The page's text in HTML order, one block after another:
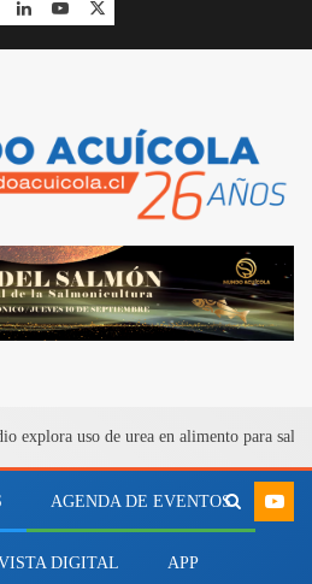
explora uso de urea en alimento para
AGENDA DE EVENTOS
DIGITAL APP